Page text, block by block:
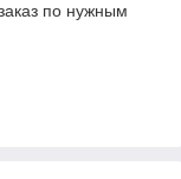
по нужным